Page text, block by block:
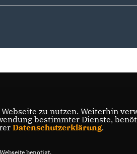
zu nutzen. Weiterhin
bestimmter Dienste,
Datenschutzerklärung.
benötigt.